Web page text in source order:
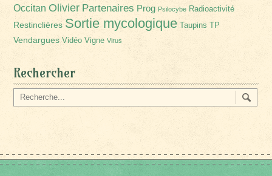
Occitan Olivier Partenaires Prog Psilocybe Radioactivité
Restinclières Sortie mycologique Taupins TP
Vendargues Vidéo Vigne Virus
Rechercher